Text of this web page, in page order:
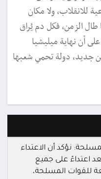
للانقلاب، ولا مكان
طال الزمن، فكل دم يُراق
أن نهاية ميليشيا
جديد، دولة تحمي شعبها
نؤكد أن الاعتداء
اعتداءً على جميع
للقوات المسلحة،